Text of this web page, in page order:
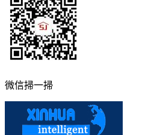
微信掃一掃